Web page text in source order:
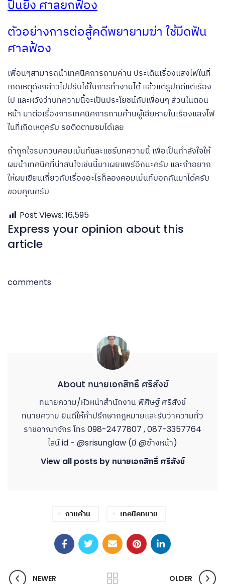
ปืนยิง ศาลยกฟ้อง
ตัวอย่างการต่อสู้คดีพยายามฆ่า ใช้มีดฟัน
ศาลฟ้อง
เพื่อนๆสามารถนำเทคนิคการถามค้าน ประเด็นเรื่องแสงไฟในที่
เกิดเหตุดังกล่าวไปปรับใช้ในการทำงานได้ แล้วแต่รูปคดีแต่เรื่อง
ไป และหวังว่าบทความนี้จะเป็นประโยชน์กับเพื่อนๆ ส่วนในตอน
หน้า มาต่อเรื่องการเทคนิคการถามค้านผู้เสียหายในเรื่องแสงไฟ
ในที่เกิดเหตุครับ รอติดตามชมได้เลย
ถ้าถูกใจรบกวนคอมเม้นท์และแชร์บทความนี้ เพื่อเป็นกำลังใจให้
ผมนำเทคนิคที่น่าสนใจเช่นนี้มาเผยแพร่อีกนะครับ และถ้าอยาก
ให้ผมเขียนเกี่ยวกับเรื่องอะไรก็ลองคอมเม้นท์บอกกันมาได้ครับ
ขอบคุณครับ
Post Views: 16,595
Express your opinion about this
article
comments
About ทนายเอกสิทธิ์ ศรีสังข์
ทนายความ/หัวหน้าสำนักงาน พิศิษฐ์ ศรีสังข์
ทนายความ ยินดีให้คำปรึกษากฎหมายและรับว่าความทั่ว
ราชอาณาจักร โทร 098-2477807 , 087-3357764
ไลน์ id - @srisunglaw (มี @ข้างหน้า)
View all posts by ทนายเอกสิทธิ์ ศรีสังข์
ถามค้าน เทคนิคทนาย
NEWER OLDER